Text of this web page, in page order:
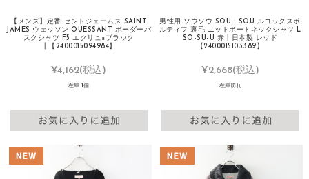
【メンズ】定番 セントジェームス SAINT
JAMES ウェッソン OUESSANT ボーダーバ
スクシャツ F5 エクリュ×ブラック
┃【2400015094984】
¥4,162(税込)
在庫 1個
男性用 ソウソウ SOU・SOU ルコックスポ
ルティフ 裏毛 ニットボートネックシャツ L
SO-SU-U 赤┃日本製 レッド
【2400015103389】
¥2,668(税込)
在庫切れ